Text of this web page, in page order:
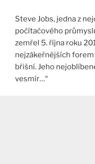
Steve Jobs, jedna z
počítačového
zemřel 5. října roku
nejzákeřnějších
břišní. Jeho
vesmír…“